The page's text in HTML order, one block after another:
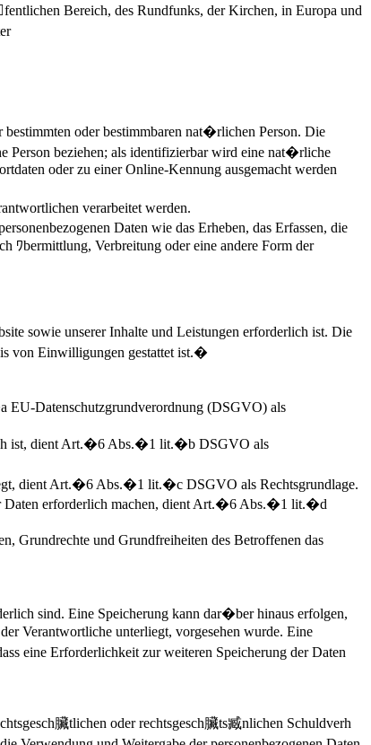
Bereich, des Rundfunks, der Kirchen, in Europa und
oder bestimmbaren nat�rlichen Person. Die
Person beziehen; als identifizierbar wird eine nat�rliche
oder zu einer Online-Kennung ausgemacht werden
verarbeitet werden.
Daten wie das Erheben, das Erfassen, die
ﾜbermittlung, Verbreitung oder eine andere Form der
sowie unserer Inhalte und Leistungen erforderlich ist. Die
von Einwilligungen gestattet ist.�
Datenschutzgrundverordnung (DSGVO) als
ist, dient Art.�6 Abs.�1 lit.�b DSGVO als
dient Art.�6 Abs.�1 lit.�c DSGVO als Rechtsgrundlage.
Daten erforderlich machen, dient Art.�6 Abs.�1 lit.�d
Grundrechte und Grundfreiheiten des Betroffenen das
sind. Eine Speicherung kann dar�ber hinaus erfolgen,
Verantwortliche unterliegt, vorgesehen wurde. Eine
eine Erforderlichkeit zur weiteren Speicherung der Daten
臟tlichen oder rechtsgesch臟ts臧nlichen Schuldverh